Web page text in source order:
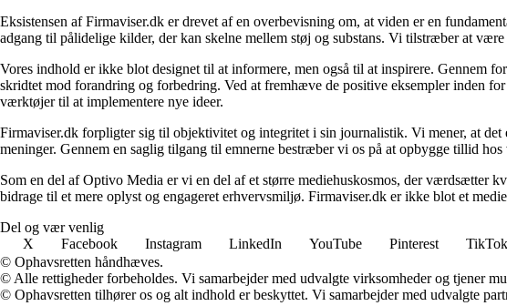
Eksistensen af Firmaviser.dk er drevet af en overbevisning om, at viden er en
adgang til pålidelige kilder, der kan skelne mellem støj og substans. Vi tilstræber at
Vores indhold er ikke blot designet til at informere, men også til at inspirere. Gennem
skridtet mod forandring og forbedring. Ved at fremhæve de positive eksempler inden
værktøjer til at implementere nye ideer.
Firmaviser.dk forpligter sig til objektivitet og integritet i sin journalistik. Vi mener, at det
meninger. Gennem en saglig tilgang til emnerne bestræber vi os på at opbygge tillid
Som en del af Optivo Media er vi en del af et større mediehuskosmos, der værdsætter
bidrage til et mere oplyst og engageret erhvervsmiljø. Firmaviser.dk er ikke blot et
Del og vær venlig
X
Facebook Instagram LinkedIn YouTube Pinterest TikTok
© Ophavsretten håndhæves.
© Alle rettigheder forbeholdes. Vi samarbejder med udvalgte virksomheder og tjener
© Ophavsretten tilhører os og alt indhold er beskyttet. Vi samarbejder med udvalgte